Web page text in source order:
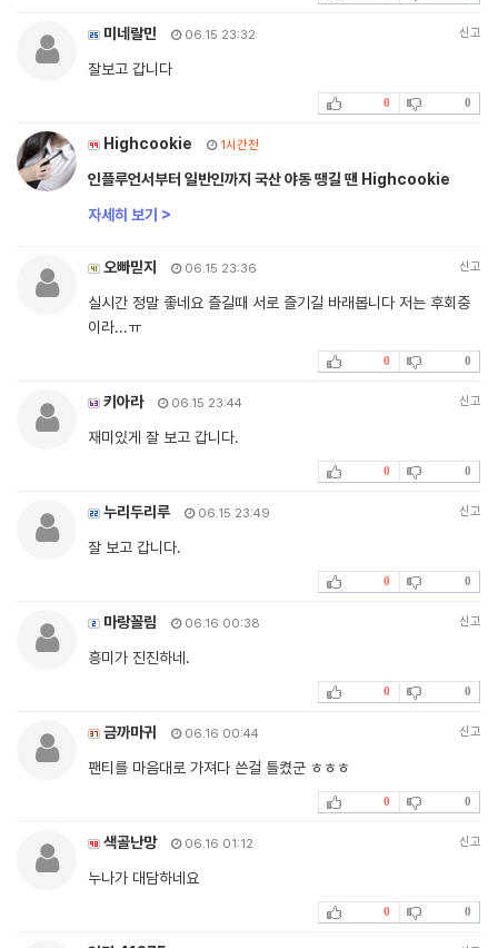
미네랄민 06.15 23:32 신고
잘보고 갑니다
0 0
Highcookie 1시간전
인플루언서부터 일반인까지 국산 야동 땡길 땐 Highcookie
자세히 보기 >
오빠믿지 06.15 23:36 신고
실시간 정말 좋네요 즐길때 서로 즐기길 바래봅니다 저는 후회중
이라...ㅠ
0 0
키아라 06.15 23:44 신고
재미있게 잘 보고 갑니다.
0 0
누리두리루 06.15 23:49 신고
잘 보고 갑니다.
0 0
마랑꼴림 06.16 00:38 신고
흥미가 진진하네.
0 0
금까마귀 06.16 00:44 신고
팬티를 마음대로 가져다 쓴걸 틀켰군 ㅎㅎㅎ
0 0
색골난망 06.16 01:12 신고
누나가 대담하네요
0 0